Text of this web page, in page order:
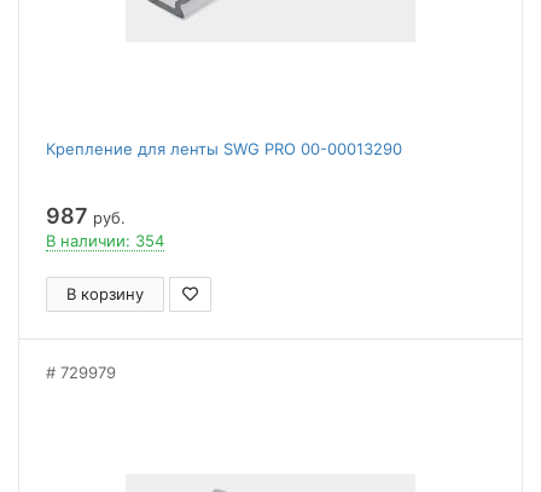
Крепление для ленты SWG PRO 00-00013290
987 руб.
В наличии: 354
В корзину
729979